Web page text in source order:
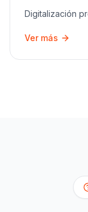
Digitalización
Ver más